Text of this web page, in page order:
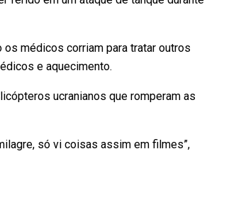
os médicos corriam para tratar outros
e aquecimento.
ucranianos que romperam as
só vi coisas assim em filmes”,